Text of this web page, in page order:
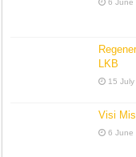
6 June
LKB
15
Visi
6 June